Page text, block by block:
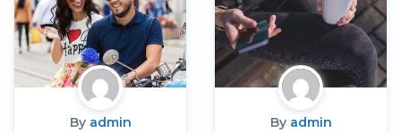
By admin
By admin